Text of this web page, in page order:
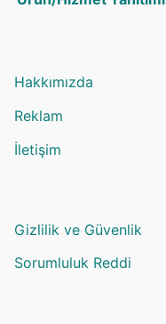
Hakkımızda
Reklam
İletişim
Gizlilik ve Güvenlik
Sorumluluk Reddi